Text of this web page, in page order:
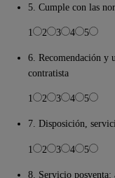
5. Cumple con las
1 2 3 4 5
6. Recomendación y
contratista
1 2 3 4 5
7. Disposición,
1 2 3 4 5
8. Servicio posventa: